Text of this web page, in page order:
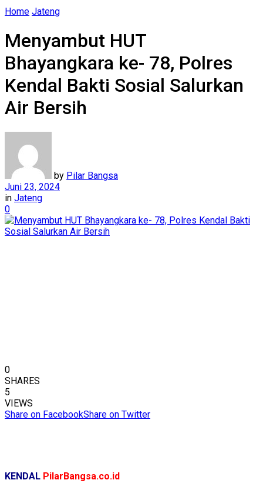
Home Jateng
Menyambut HUT
Bhayangkara ke- 78, Polres
Kendal Bakti Sosial Salurkan
Air Bersih
by Pilar Bangsa
Juni 23, 2024
in Jateng
0
0
SHARES
5
VIEWS
Share on FacebookShare on Twitter
KENDAL PilarBangsa.co.id